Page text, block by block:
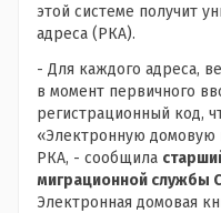
этой системе получит
адреса (РКА).
- Для каждого адреса,
в момент первичного
регистрационный код,
«Электронную домовую
РКА, - сообщила
миграционной службы
Электронная домовая